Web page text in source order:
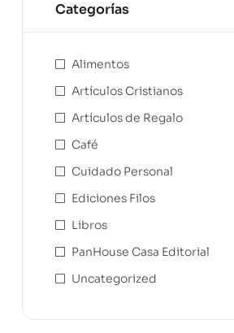
Categorías
Alimentos
Artículos Cristianos
Artículos de Regalo
Café
Cuidado Personal
Ediciones Filos
Libros
PanHouse Casa Editorial
Uncategorized